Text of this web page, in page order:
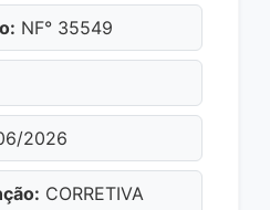
NF° 35549
2026
CORRETIVA